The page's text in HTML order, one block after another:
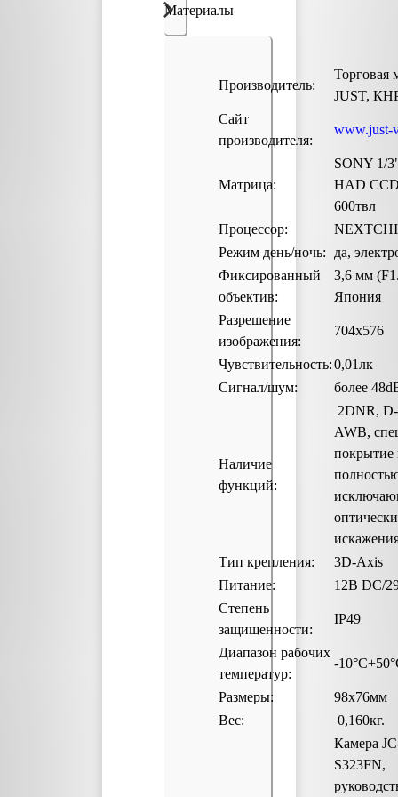
Материалы
Производитель:
Торговая
JUST,
Сайт
производителя:
www.just-
Матрица:
SONY 1/
HAD
600твл
Процессор:
Режим день/ночь:
да,
Фиксированный
объектив:
3,6 мм
Япония
Разрешение
изображения:
704х576
Чувствительность:0,01лк
Сигнал/шум:
более
Наличие
функций:
2DNR,
AWB,
покрытие
Тип крепления:
3D-Axis
Питание:
12В DC/
Степень
защищенности:
IP49
Диапазон рабочих
температур:
-
Размеры:
98х76мм
Вес:
Камера
S323FN,